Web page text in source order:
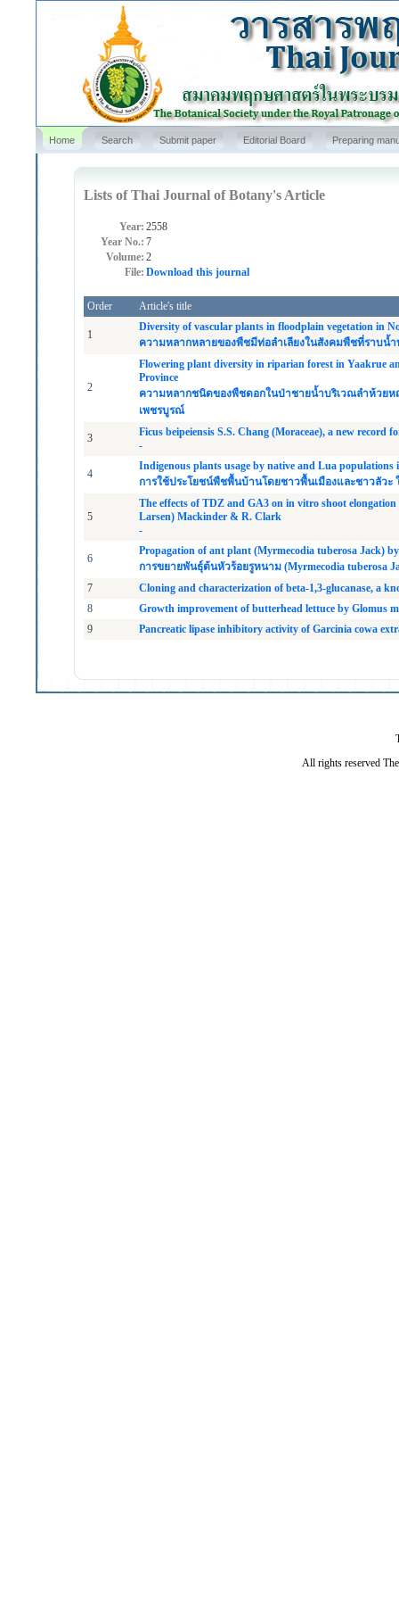
Home Search Submit paper Editorial Board Preparing
Lists of Thai Journal of Botany's Article
Year: 2558
Year No.: 7
Volume: 2
File: Download this journal
Order Article's title
1
Diversity of vascular plants in floodplain vegetation in
ความหลากหลายของพืชมีท่อลำเลียงในสังคมพืชที่ราบน้
2
Flowering plant diversity in riparian forest in Yaakrue
Province
ความหลากชนิดของพืชดอกในป่าชายน้ำบริเวณลำห้วย
เพชรบูรณ์
3
Ficus beipeiensis S.S. Chang (Moraceae), a new record
-
4
Indigenous plants usage by native and Lua
การใช้ประโยชน์พืชพื้นบ้านโดยชาวพื้นเมืองและชาวลัวะ
5
The effects of TDZ and GA3 on in vitro shoot
Larsen) Mackinder & R. Clark
-
6
Propagation of ant plant (Myrmecodia tuberosa Jack)
การขยายพันธุ์ต้นหัวร้อยรูหนาม (Myrmecodia tuberosa
7
Cloning and characterization of beta-1,3-glucanase, a
8
Growth improvement of butterhead lettuce by Glomus
9
Pancreatic lipase inhibitory activity of Garcinia cowa
All rights reserved